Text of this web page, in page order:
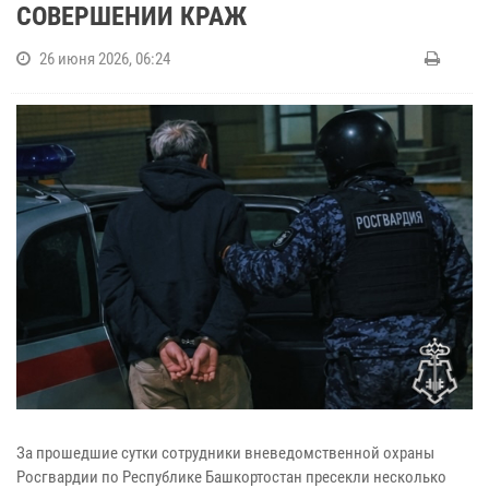
СОВЕРШЕНИИ КРАЖ
26 июня 2026, 06:24
За прошедшие сутки сотрудники вневедомственной охраны
Росгвардии по Республике Башкортостан пресекли несколько